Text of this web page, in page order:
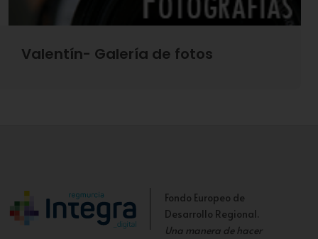
Valentín- Galería de fotos
Fondo Europeo de
Desarrollo Regional.
Una manera de hacer